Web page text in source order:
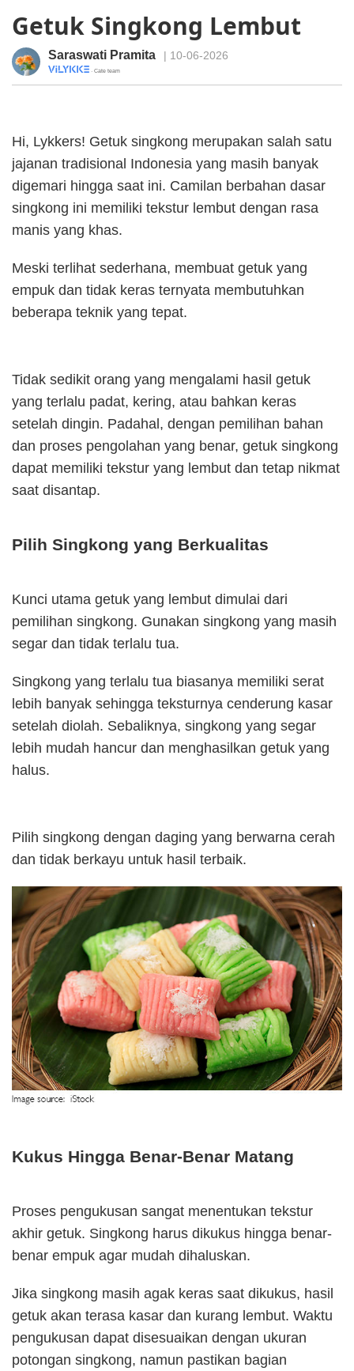
Getuk Singkong Lembut
Saraswati Pramita | 10-06-2026
· Cate team
Hi, Lykkers! Getuk singkong merupakan salah satu
jajanan tradisional Indonesia yang masih banyak
digemari hingga saat ini. Camilan berbahan dasar
singkong ini memiliki tekstur lembut dengan rasa
manis yang khas.
Meski terlihat sederhana, membuat getuk yang
empuk dan tidak keras ternyata membutuhkan
beberapa teknik yang tepat.
Tidak sedikit orang yang mengalami hasil getuk
yang terlalu padat, kering, atau bahkan keras
setelah dingin. Padahal, dengan pemilihan bahan
dan proses pengolahan yang benar, getuk singkong
dapat memiliki tekstur yang lembut dan tetap nikmat
saat disantap.
Pilih Singkong yang Berkualitas
Kunci utama getuk yang lembut dimulai dari
pemilihan singkong. Gunakan singkong yang masih
segar dan tidak terlalu tua.
Singkong yang terlalu tua biasanya memiliki serat
lebih banyak sehingga teksturnya cenderung kasar
setelah diolah. Sebaliknya, singkong yang segar
lebih mudah hancur dan menghasilkan getuk yang
halus.
Pilih singkong dengan daging yang berwarna cerah
dan tidak berkayu untuk hasil terbaik.
Kukus Hingga Benar-Benar Matang
Proses pengukusan sangat menentukan tekstur
akhir getuk. Singkong harus dikukus hingga benar-
benar empuk agar mudah dihaluskan.
Jika singkong masih agak keras saat dikukus, hasil
getuk akan terasa kasar dan kurang lembut. Waktu
pengukusan dapat disesuaikan dengan ukuran
potongan singkong, namun pastikan bagian